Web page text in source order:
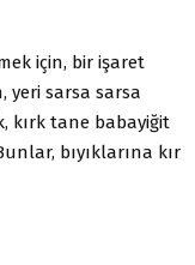
için, bir işaret
yeri sarsa sarsa
kırk tane babayiğit
bıyıklarına kır